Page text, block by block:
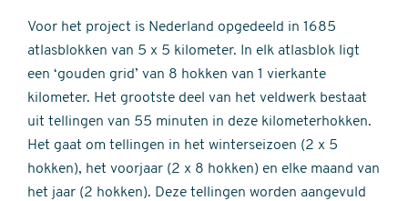
Voor het project is Nederland opgedeeld in 1685
atlasblokken van 5 x 5 kilometer. In elk atlasblok ligt
een ‘gouden grid’ van 8 hokken van 1 vierkante
kilometer. Het grootste deel van het veldwerk bestaat
uit tellingen van 55 minuten in deze kilometerhokken.
Het gaat om tellingen in het winterseizoen (2 x 5
hokken), het voorjaar (2 x 8 hokken) en elke maand van
het jaar (2 hokken). Deze tellingen worden aangevuld